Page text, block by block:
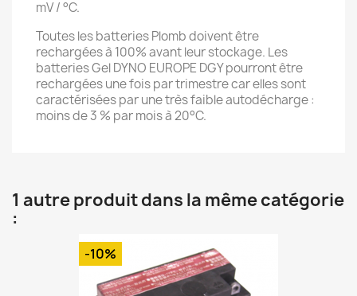
mV / °C.
Toutes les batteries Plomb doivent être
rechargées à 100% avant leur stockage. Les
batteries Gel DYNO EUROPE DGY pourront être
rechargées une fois par trimestre car elles sont
caractérisées par une très faible autodécharge :
moins de 3 % par mois à 20°C.
1 autre produit dans la même catégorie
:
-10%